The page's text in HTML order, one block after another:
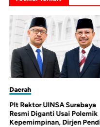
Surabaya
Polemik
Pendis
Mahasiswa
UINSA, Mosi
Desak